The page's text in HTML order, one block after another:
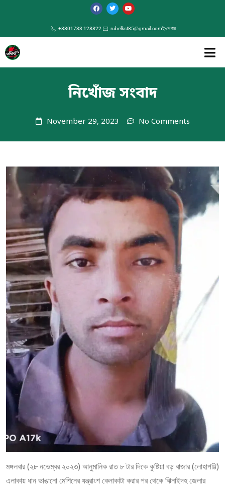
+8801733 128822 rubelkst85@gmail.comই-পেপার
নিখোঁজ সংবাদ
November 29, 2023 No Comments
মঙ্গলবার (২৮ নভেম্বর ২০২৩) আনুমানিক রাত ৮ টার দিকে কুষ্টিয়া বড় বাজার (লোহাপট্টি)
এলাকায় ধান ভাঙানো মেশিনের যন্ত্রাংশ কেনাকাটা করার পর থেকে ঝিনাইদহ জেলার